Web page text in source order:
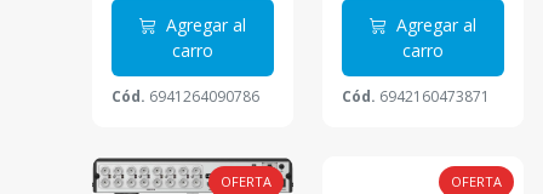
Agregar al
carro
Cód. 6941264090786
Agregar al
carro
Cód. 6942160473871
OFERTA OFERTA